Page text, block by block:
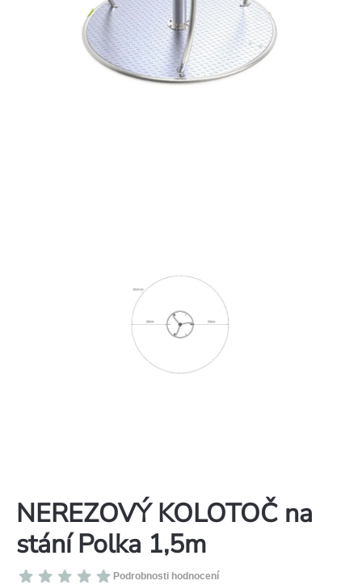
NEREZOVÝ KOLOTOČ na
stání Polka 1,5m
Průměrné
Podrobnosti hodnocení